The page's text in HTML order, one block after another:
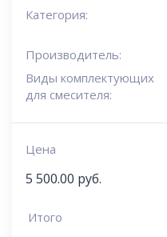
Категория:
Производитель:
Виды комплектующих
для смесителя:
Цена
5 500.00 руб.
Итого